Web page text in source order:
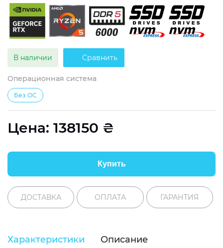
Разблокированный множитель CPU
Сверхбыстрый M.2 SSD NVME
В наличии Сравнить
Операционная система
Без ОС
Цена: 138150 ₴
Купить
ДОСТАВКА ОПЛАТА ГАРАНТИЯ
Характеристики Описание